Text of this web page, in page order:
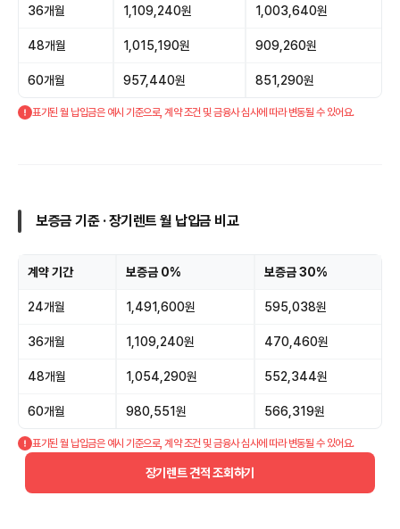
36개월 1,109,240원 1,003,640원
48개월 1,015,190원 909,260원
60개월 957,440원 851,290원
표기된 월 납입금은 예시 기준으로, 계약 조건 및 금융사 심사에 따라 변동될 수 있어요.
보증금 기준 · 장기렌트 월 납입금 비교
계약 기간 보증금 0% 보증금 30%
24개월 1,491,600원 595,038원
36개월 1,109,240원 470,460원
48개월 1,054,290원 552,344원
60개월 980,551원 566,319원
표기된 월 납입금은 예시 기준으로, 계약 조건 및 금융사 심사에 따라 변동될 수 있어요.
장기렌트 견적 조회하기